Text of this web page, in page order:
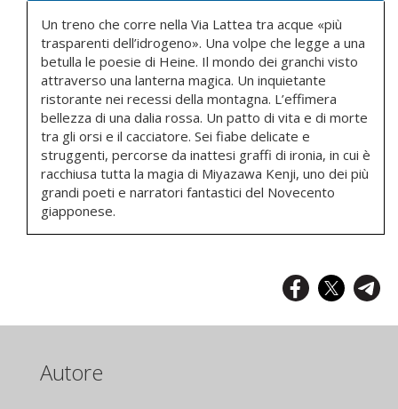
Un treno che corre nella Via Lattea tra acque «più
trasparenti dell’idrogeno». Una volpe che legge a una
betulla le poesie di Heine. Il mondo dei granchi visto
attraverso una lanterna magica. Un inquietante
ristorante nei recessi della montagna. L’effimera
bellezza di una dalia rossa. Un patto di vita e di morte
tra gli orsi e il cacciatore. Sei fiabe delicate e
struggenti, percorse da inattesi graffi di ironia, in cui è
racchiusa tutta la magia di Miyazawa Kenji, uno dei più
grandi poeti e narratori fantastici del Novecento
giapponese.
Autore